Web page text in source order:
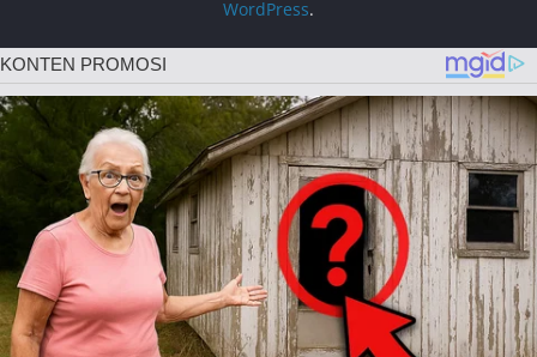
WordPress.